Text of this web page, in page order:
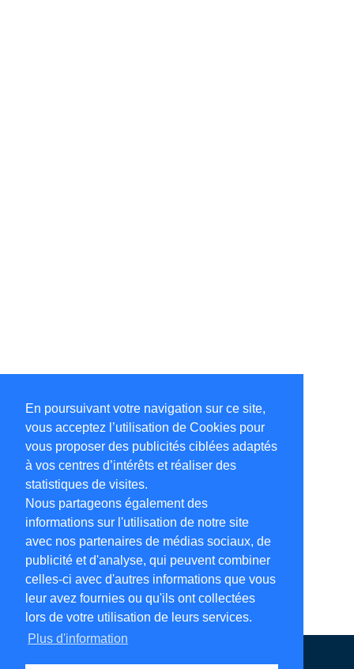
En poursuivant votre navigation sur ce site,
vous acceptez l’utilisation de Cookies pour
vous proposer des publicités ciblées adaptés
à vos centres d’intérêts et réaliser des
statistiques de visites.
Nous partageons également des
informations sur l'utilisation de notre site
avec nos partenaires de médias sociaux, de
publicité et d'analyse, qui peuvent combiner
celles-ci avec d'autres informations que vous
leur avez fournies ou qu'ils ont collectées
lors de votre utilisation de leurs services.
Plus d'information